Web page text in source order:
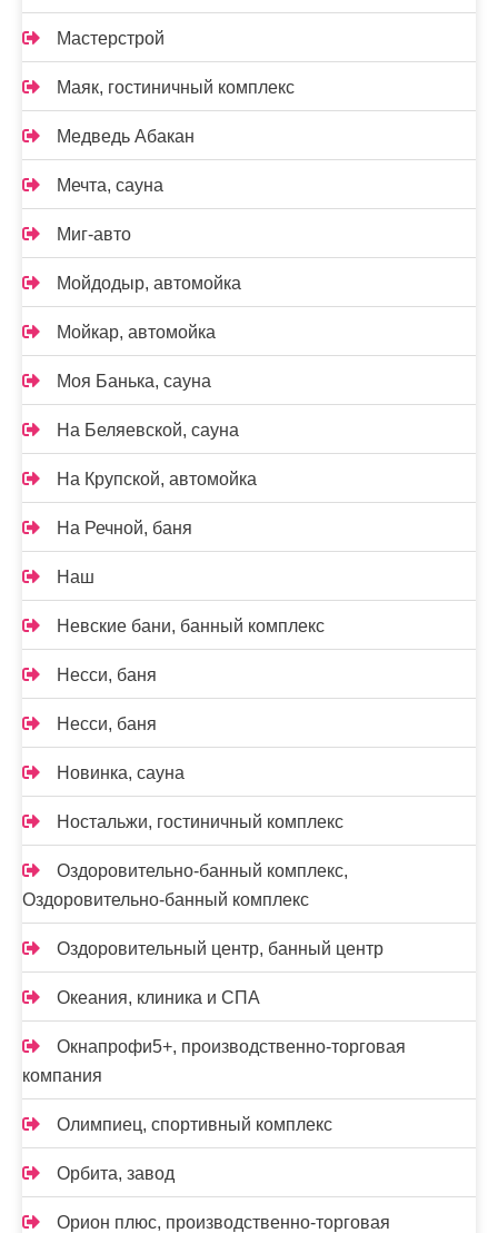
Мастерстрой
Маяк, гостиничный комплекс
Медведь Абакан
Мечта, сауна
Миг-авто
Мойдодыр, автомойка
Мойкар, автомойка
Моя Банька, сауна
На Беляевской, сауна
На Крупской, автомойка
На Речной, баня
Наш
Невские бани, банный комплекс
Несси, баня
Несси, баня
Новинка, сауна
Ностальжи, гостиничный комплекс
Оздоровительно-банный комплекс,
Оздоровительно-банный комплекс
Оздоровительный центр, банный центр
Океания, клиника и СПА
Окнапрофи5+, производственно-торговая
компания
Олимпиец, спортивный комплекс
Орбита, завод
Орион плюс, производственно-торговая